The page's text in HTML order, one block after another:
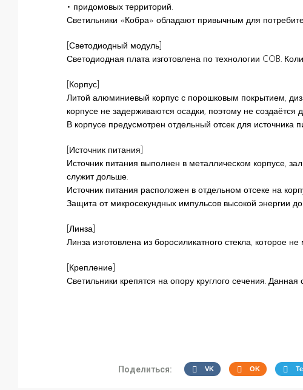
• придомовых территорий.
Светильники «Кобра» обладают привычным для
[Светодиодный модуль]
Светодиодная плата изготовлена по технологии COB.
[Корпус]
Литой алюминиевый корпус с порошковым покрытием,
корпусе не задерживаются осадки, поэтому не создаётся
В корпусе предусмотрен отдельный отсек для источника
[Источник питания]
Источник питания выполнен в металлическом корпусе,
служит дольше.
Источник питания расположен в отдельном отсеке на
Защита от микросекундных импульсов высокой энергии до
[Линза]
Линза изготовлена из боросиликатного стекла, которое
[Крепление]
Светильники крепятся на опору круглого сечения.
Поделиться: VK OK